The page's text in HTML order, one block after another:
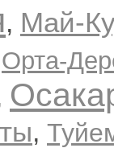
, Май-
Орта-
,